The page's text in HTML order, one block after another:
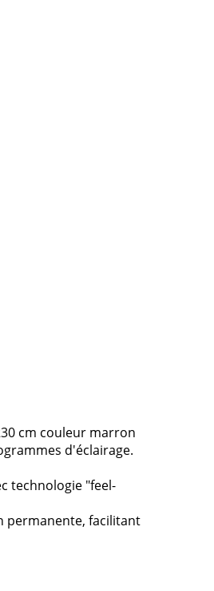
cm couleur marron
d'éclairage.
technologie "feel-
permanente, facilitant